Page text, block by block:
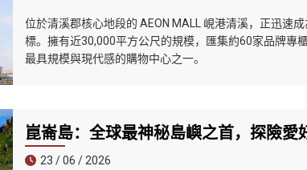
位於清溪郡核心地段的 AEON MALL 峴港清溪，正迅速
標。擁有近30,000平方公尺的規模，匯集約60家品牌專
最具規模與現代感的購物中心之一。
崑崙島：全球最神秘島嶼之首，探險愛
23 / 06 / 2026